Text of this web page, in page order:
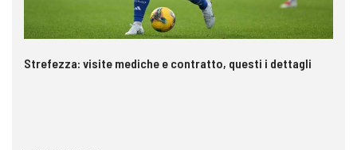
Strefezza: visite mediche e contratto, questi i dettagli